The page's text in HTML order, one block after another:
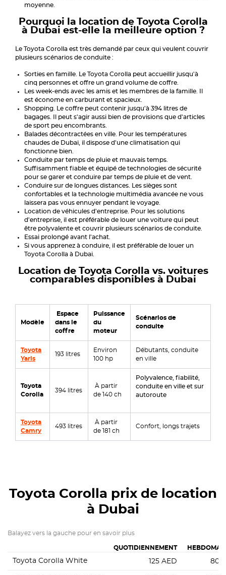
moyenne.
Pourquoi la location de Toyota Corolla
à Dubai est-elle la meilleure option ?
Le Toyota Corolla est très demandé par ceux qui veulent couvrir
plusieurs scénarios de conduite :
Sorties en famille. Le Toyota Corolla peut accueillir jusqu'à
cinq personnes et offre un grand volume de coffre.
Les week-ends avec les amis et les membres de la famille. Il
est économe en carburant et spacieux.
Shopping. Le coffre peut contenir jusqu'à 394 litres de
bagages. Il peut s'agir aussi bien de provisions que d'articles
de sport peu encombrants.
Balades décontractées en ville. Pour les températures
chaudes de Dubai, il dispose d'une climatisation qui
fonctionne bien.
Conduite par temps de pluie et mauvais temps.
Suffisamment fiable et équipé de technologies de sécurité
pour se garer et conduire par temps de pluie et de vent.
Conduire sur de longues distances. Les sièges sont
confortables et la technologie multimédia avancée ne vous
laissera pas vous ennuyer pendant le voyage.
Location de véhicules d'entreprise. Pour les solutions
d'entreprise, il est préférable de louer une voiture qui peut
être polyvalente et couvrir plusieurs scénarios de conduite.
Essai prolongé avant l'achat.
Si vous apprenez à conduire, il est préférable de louer un
Toyota Corolla à Dubai.
Location de Toyota Corolla vs. voitures
comparables disponibles à Dubai
Modèle
Espace
dans le
coffre
Puissance
du
moteur
Scénarios de
conduite
Toyota
Yaris
193 litres
Environ
100 hp
Débutants, conduite
en ville
Toyota
Corolla
394 litres
À partir
de 140 ch
Polyvalence, fiabilité,
conduite en ville et sur
autoroute
Toyota
Camry
493 litres
À partir
de 181 ch
Confort, longs trajets
Toyota Corolla prix de location
à Dubai
Balayez vers la gauche pour en savoir plus
QUOTIDIENNEMENT
Toyota Corolla White 125 AED 805